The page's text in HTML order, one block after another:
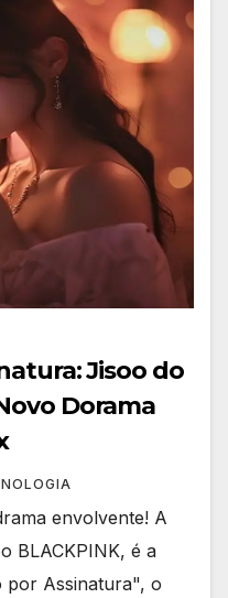
Jisoo do
Dorama
envolvente! A
BLACKPINK, é a
por Assinatura", o